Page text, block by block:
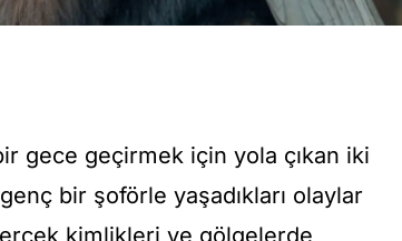
gece geçirmek için yola çıkan iki
bir şoförle yaşadıkları olaylar